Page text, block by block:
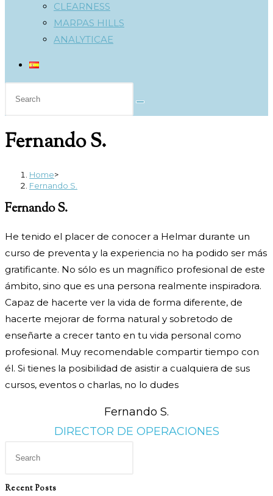
CLEARNESS
MARPAS HILLS
ANALYTICAE
Fernando S.
Home>
Fernando S.
Fernando S.
He tenido el placer de conocer a Helmar durante un
curso de preventa y la experiencia no ha podido ser más
gratificante. No sólo es un magnífico profesional de este
ámbito, sino que es una persona realmente inspiradora.
Capaz de hacerte ver la vida de forma diferente, de
hacerte mejorar de forma natural y sobretodo de
enseñarte a crecer tanto en tu vida personal como
profesional. Muy recomendable compartir tiempo con
él. Si tienes la posibilidad de asistir a cualquiera de sus
cursos, eventos o charlas, no lo dudes
Fernando S.
DIRECTOR DE OPERACIONES
Recent Posts